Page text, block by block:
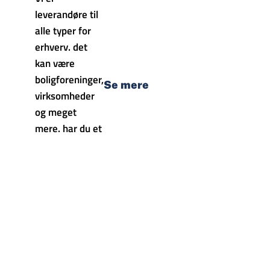
leverandøre til
alle typer for
erhverv. det
kan være
boligforeninger,
virksomheder
og meget
mere. har du et
Se mere